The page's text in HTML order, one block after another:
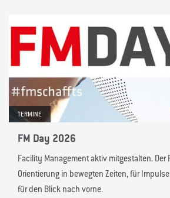
TERMINE
FM Day 2026
Facility Management aktiv mitgestalten. Der
Orientierung in bewegten Zeiten, für
für den Blick nach vorne.